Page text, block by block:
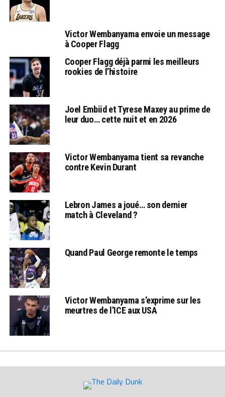
Victor Wembanyama envoie un message
à Cooper Flagg
Cooper Flagg déjà parmi les meilleurs
rookies de l’histoire
Joel Embiid et Tyrese Maxey au prime de
leur duo… cette nuit et en 2026
Victor Wembanyama tient sa revanche
contre Kevin Durant
Lebron James a joué… son dernier
match à Cleveland ?
Quand Paul George remonte le temps
Victor Wembanyama s’exprime sur les
meurtres de l’ICE aux USA